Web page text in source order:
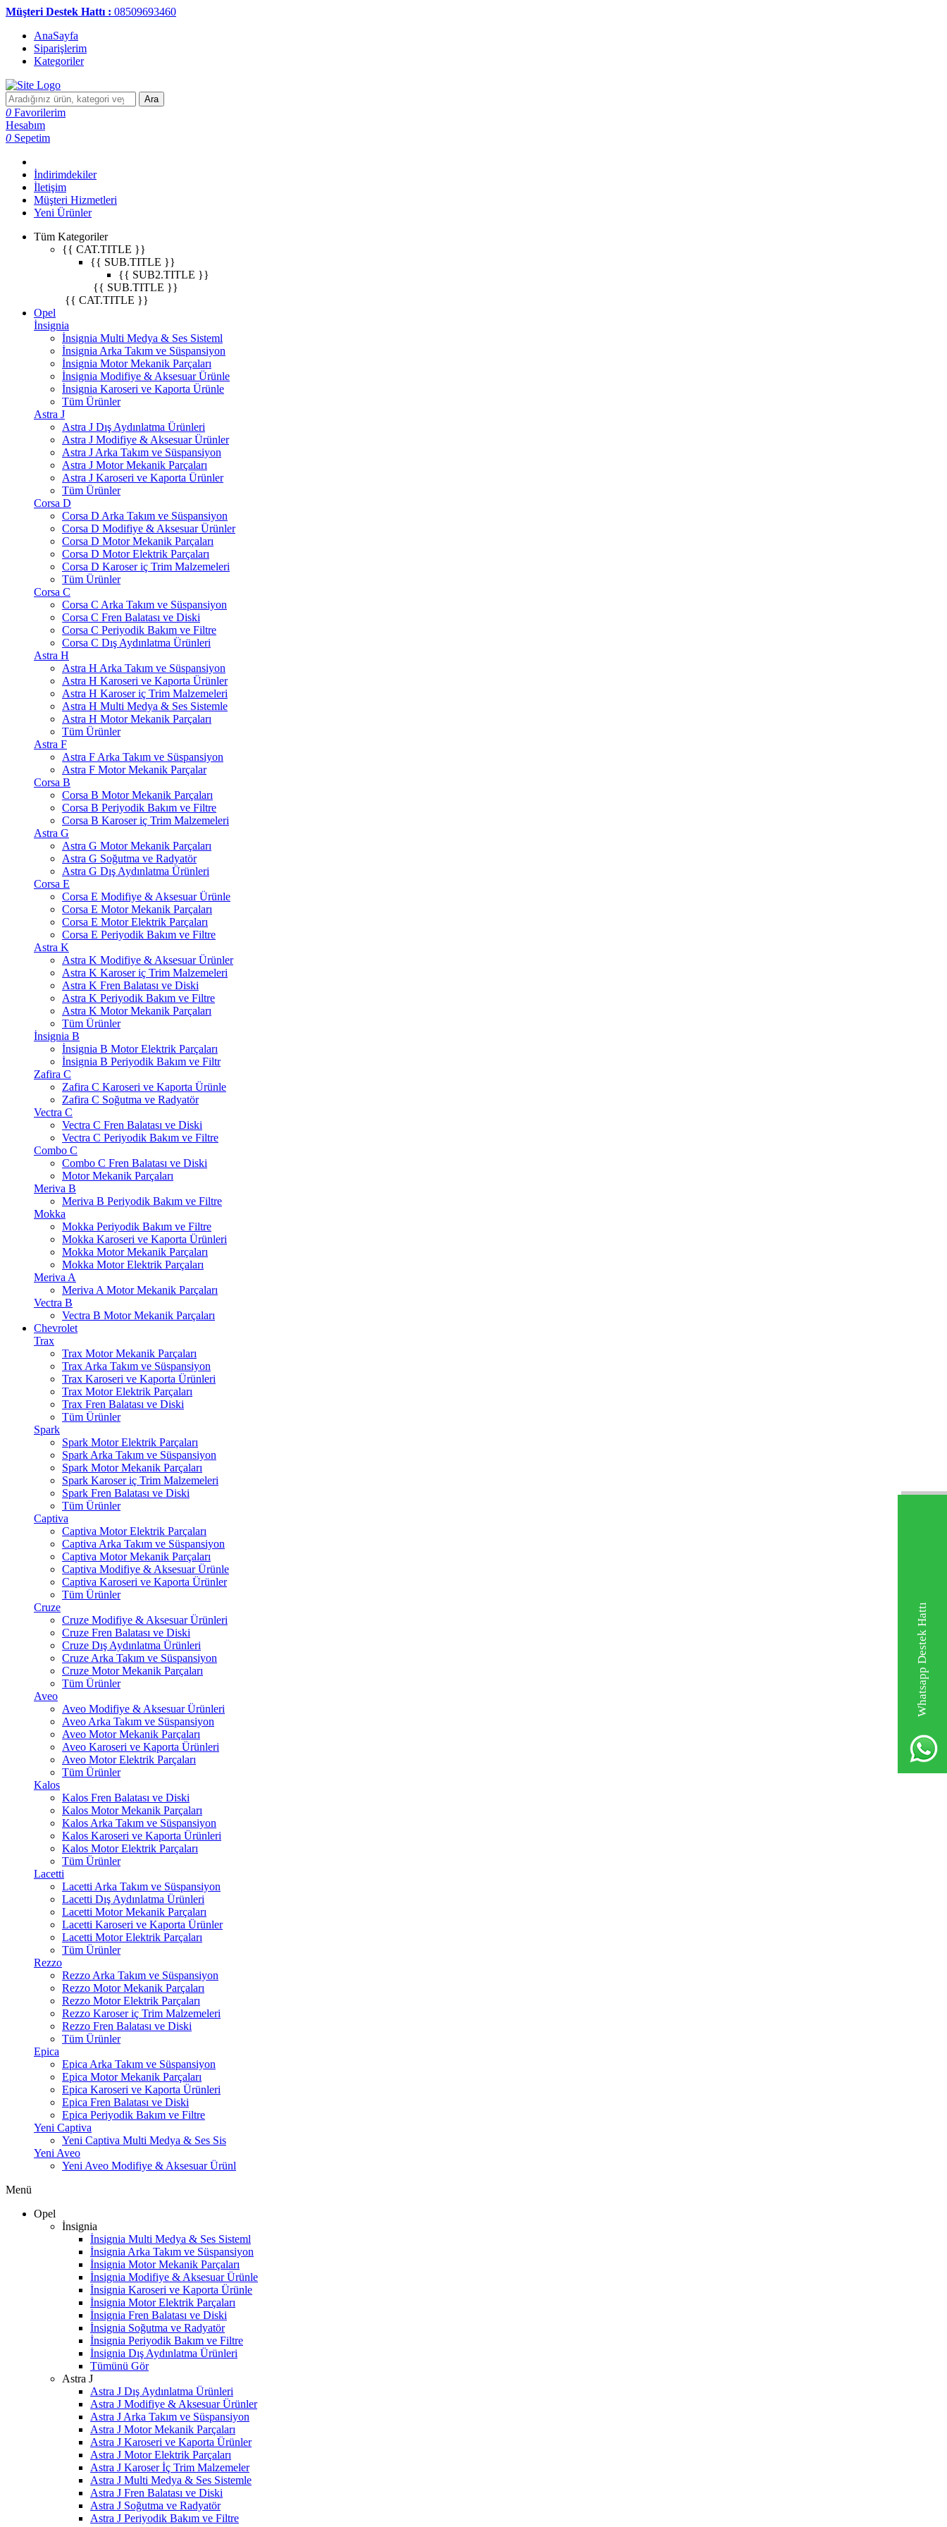
Whatsapp Destek Hattı
Müşteri Destek Hattı : 08509693460
AnaSayfa
Siparişlerim
Kategoriler
Ara
0 Favorilerim
Hesabım
0 Sepetim
İndirimdekiler
İletişim
Müşteri Hizmetleri
Yeni Ürünler
Tüm Kategoriler
{{ CAT.TITLE }}
{{ SUB.TITLE }}
{{ SUB2.TITLE }}
{{ SUB.TITLE }}
{{ CAT.TITLE }}
Opel
İnsignia
İnsignia Multi Medya & Ses Sisteml
İnsignia Arka Takım ve Süspansiyon
İnsignia Motor Mekanik Parçaları
İnsignia Modifiye & Aksesuar Ürünle
İnsignia Karoseri ve Kaporta Ürünle
Tüm Ürünler
Astra J
Astra J Dış Aydınlatma Ürünleri
Astra J Modifiye & Aksesuar Ürünler
Astra J Arka Takım ve Süspansiyon
Astra J Motor Mekanik Parçaları
Astra J Karoseri ve Kaporta Ürünler
Tüm Ürünler
Corsa D
Corsa D Arka Takım ve Süspansiyon
Corsa D Modifiye & Aksesuar Ürünler
Corsa D Motor Mekanik Parçaları
Corsa D Motor Elektrik Parçaları
Corsa D Karoser iç Trim Malzemeleri
Tüm Ürünler
Corsa C
Corsa C Arka Takım ve Süspansiyon
Corsa C Fren Balatası ve Diski
Corsa C Periyodik Bakım ve Filtre
Corsa C Dış Aydınlatma Ürünleri
Astra H
Astra H Arka Takım ve Süspansiyon
Astra H Karoseri ve Kaporta Ürünler
Astra H Karoser iç Trim Malzemeleri
Astra H Multi Medya & Ses Sistemle
Astra H Motor Mekanik Parçaları
Tüm Ürünler
Astra F
Astra F Arka Takım ve Süspansiyon
Astra F Motor Mekanik Parçalar
Corsa B
Corsa B Motor Mekanik Parçaları
Corsa B Periyodik Bakım ve Filtre
Corsa B Karoser iç Trim Malzemeleri
Astra G
Astra G Motor Mekanik Parçaları
Astra G Soğutma ve Radyatör
Astra G Dış Aydınlatma Ürünleri
Corsa E
Corsa E Modifiye & Aksesuar Ürünle
Corsa E Motor Mekanik Parçaları
Corsa E Motor Elektrik Parçaları
Corsa E Periyodik Bakım ve Filtre
Astra K
Astra K Modifiye & Aksesuar Ürünler
Astra K Karoser iç Trim Malzemeleri
Astra K Fren Balatası ve Diski
Astra K Periyodik Bakım ve Filtre
Astra K Motor Mekanik Parçaları
Tüm Ürünler
İnsignia B
İnsignia B Motor Elektrik Parçaları
İnsignia B Periyodik Bakım ve Filtr
Zafira C
Zafira C Karoseri ve Kaporta Ürünle
Zafira C Soğutma ve Radyatör
Vectra C
Vectra C Fren Balatası ve Diski
Vectra C Periyodik Bakım ve Filtre
Combo C
Combo C Fren Balatası ve Diski
Motor Mekanik Parçaları
Meriva B
Meriva B Periyodik Bakım ve Filtre
Mokka
Mokka Periyodik Bakım ve Filtre
Mokka Karoseri ve Kaporta Ürünleri
Mokka Motor Mekanik Parçaları
Mokka Motor Elektrik Parçaları
Meriva A
Meriva A Motor Mekanik Parçaları
Vectra B
Vectra B Motor Mekanik Parçaları
Chevrolet
Trax
Trax Motor Mekanik Parçaları
Trax Arka Takım ve Süspansiyon
Trax Karoseri ve Kaporta Ürünleri
Trax Motor Elektrik Parçaları
Trax Fren Balatası ve Diski
Tüm Ürünler
Spark
Spark Motor Elektrik Parçaları
Spark Arka Takım ve Süspansiyon
Spark Motor Mekanik Parçaları
Spark Karoser iç Trim Malzemeleri
Spark Fren Balatası ve Diski
Tüm Ürünler
Captiva
Captiva Motor Elektrik Parçaları
Captiva Arka Takım ve Süspansiyon
Captiva Motor Mekanik Parçaları
Captiva Modifiye & Aksesuar Ürünle
Captiva Karoseri ve Kaporta Ürünler
Tüm Ürünler
Cruze
Cruze Modifiye & Aksesuar Ürünleri
Cruze Fren Balatası ve Diski
Cruze Dış Aydınlatma Ürünleri
Cruze Arka Takım ve Süspansiyon
Cruze Motor Mekanik Parçaları
Tüm Ürünler
Aveo
Aveo Modifiye & Aksesuar Ürünleri
Aveo Arka Takım ve Süspansiyon
Aveo Motor Mekanik Parçaları
Aveo Karoseri ve Kaporta Ürünleri
Aveo Motor Elektrik Parçaları
Tüm Ürünler
Kalos
Kalos Fren Balatası ve Diski
Kalos Motor Mekanik Parçaları
Kalos Arka Takım ve Süspansiyon
Kalos Karoseri ve Kaporta Ürünleri
Kalos Motor Elektrik Parçaları
Tüm Ürünler
Lacetti
Lacetti Arka Takım ve Süspansiyon
Lacetti Dış Aydınlatma Ürünleri
Lacetti Motor Mekanik Parçaları
Lacetti Karoseri ve Kaporta Ürünler
Lacetti Motor Elektrik Parçaları
Tüm Ürünler
Rezzo
Rezzo Arka Takım ve Süspansiyon
Rezzo Motor Mekanik Parçaları
Rezzo Motor Elektrik Parçaları
Rezzo Karoser iç Trim Malzemeleri
Rezzo Fren Balatası ve Diski
Tüm Ürünler
Epica
Epica Arka Takım ve Süspansiyon
Epica Motor Mekanik Parçaları
Epica Karoseri ve Kaporta Ürünleri
Epica Fren Balatası ve Diski
Epica Periyodik Bakım ve Filtre
Yeni Captiva
Yeni Captiva Multi Medya & Ses Sis
Yeni Aveo
Yeni Aveo Modifiye & Aksesuar Ürünl
Menü
Opel
İnsignia
İnsignia Multi Medya & Ses Sisteml
İnsignia Arka Takım ve Süspansiyon
İnsignia Motor Mekanik Parçaları
İnsignia Modifiye & Aksesuar Ürünle
İnsignia Karoseri ve Kaporta Ürünle
İnsignia Motor Elektrik Parçaları
İnsignia Fren Balatası ve Diski
İnsignia Soğutma ve Radyatör
İnsignia Periyodik Bakım ve Filtre
İnsignia Dış Aydınlatma Ürünleri
Tümünü Gör
Astra J
Astra J Dış Aydınlatma Ürünleri
Astra J Modifiye & Aksesuar Ürünler
Astra J Arka Takım ve Süspansiyon
Astra J Motor Mekanik Parçaları
Astra J Karoseri ve Kaporta Ürünler
Astra J Motor Elektrik Parçaları
Astra J Karoser İç Trim Malzemeler
Astra J Multi Medya & Ses Sistemle
Astra J Fren Balatası ve Diski
Astra J Soğutma ve Radyatör
Astra J Periyodik Bakım ve Filtre